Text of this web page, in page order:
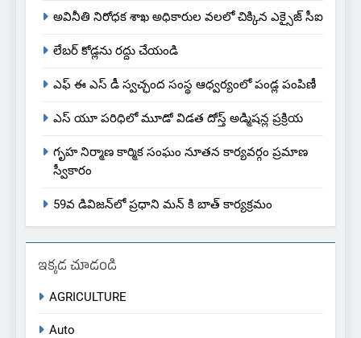
అవినీతి నిరోధక శాఖ అధికారుల వలలో చిక్కిన ఎక్సైజ్ సీఐ
లేబర్ కోడ్లను రద్దు చేయండి
ఎఫ్ ఈ ఎస్ డీ స్వచ్ఛంద సంస్థ ఆధ్వర్యంలో పండ్ల పంపిణీ
ఎస్ యూ పరిధిలో మూడో విడత దోస్త్ అడ్మిషన్ల ప్రక్రియ
గృహ నిర్మాణ కార్మిక సంఘం నూతన కార్యవర్గం ప్రమాణ
స్వీకారం
59వ డివిజన్‌లో ప్రధాని మన్ కి బాత్ కార్యక్రమం
ఇక్కడ చూడండి
AGRICULTURE
Auto